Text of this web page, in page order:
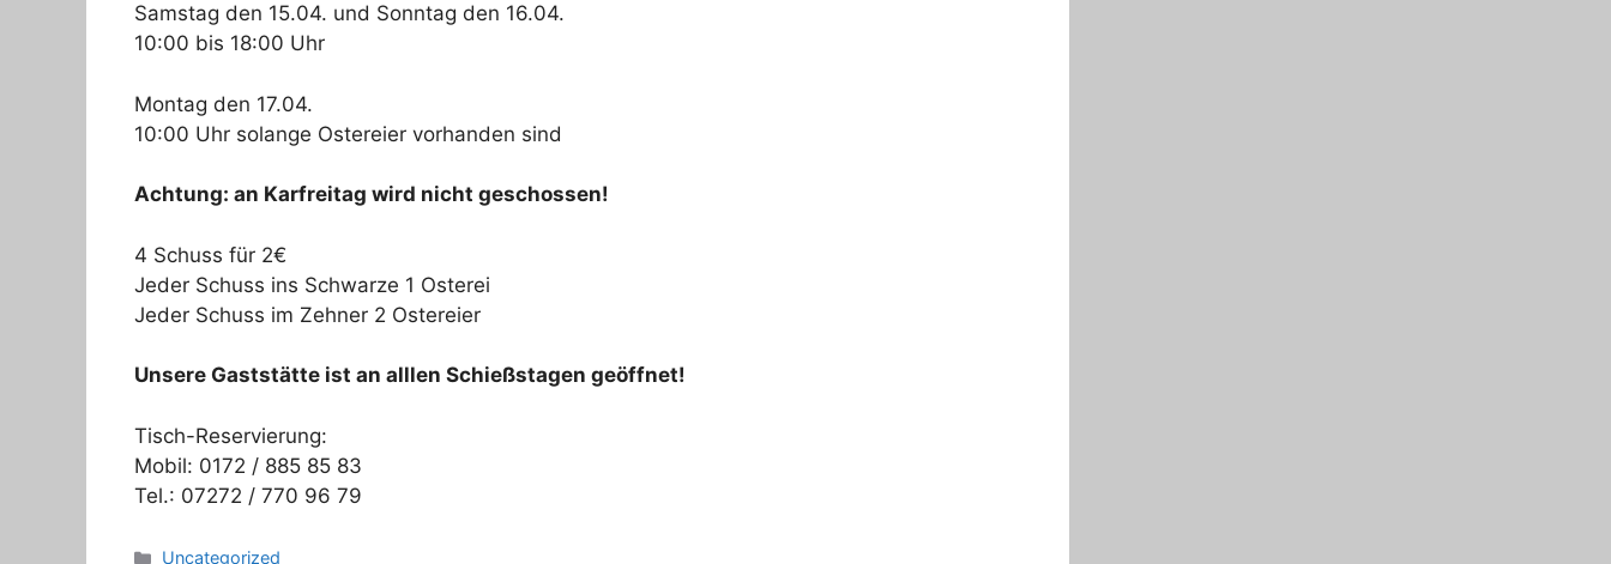
Samstag den 15.04. und Sonntag den 16.04.
10:00 bis 18:00 Uhr
Montag den 17.04.
10:00 Uhr solange Ostereier vorhanden sind
Achtung: an Karfreitag wird nicht geschossen!
4 Schuss für 2€
Jeder Schuss ins Schwarze 1 Osterei
Jeder Schuss im Zehner 2 Ostereier
Unsere Gaststätte ist an alllen Schießstagen geöffnet!
Tisch-Reservierung:
Mobil: 0172 / 885 85 83
Tel.: 07272 / 770 96 79
Kategorien
Uncategorized